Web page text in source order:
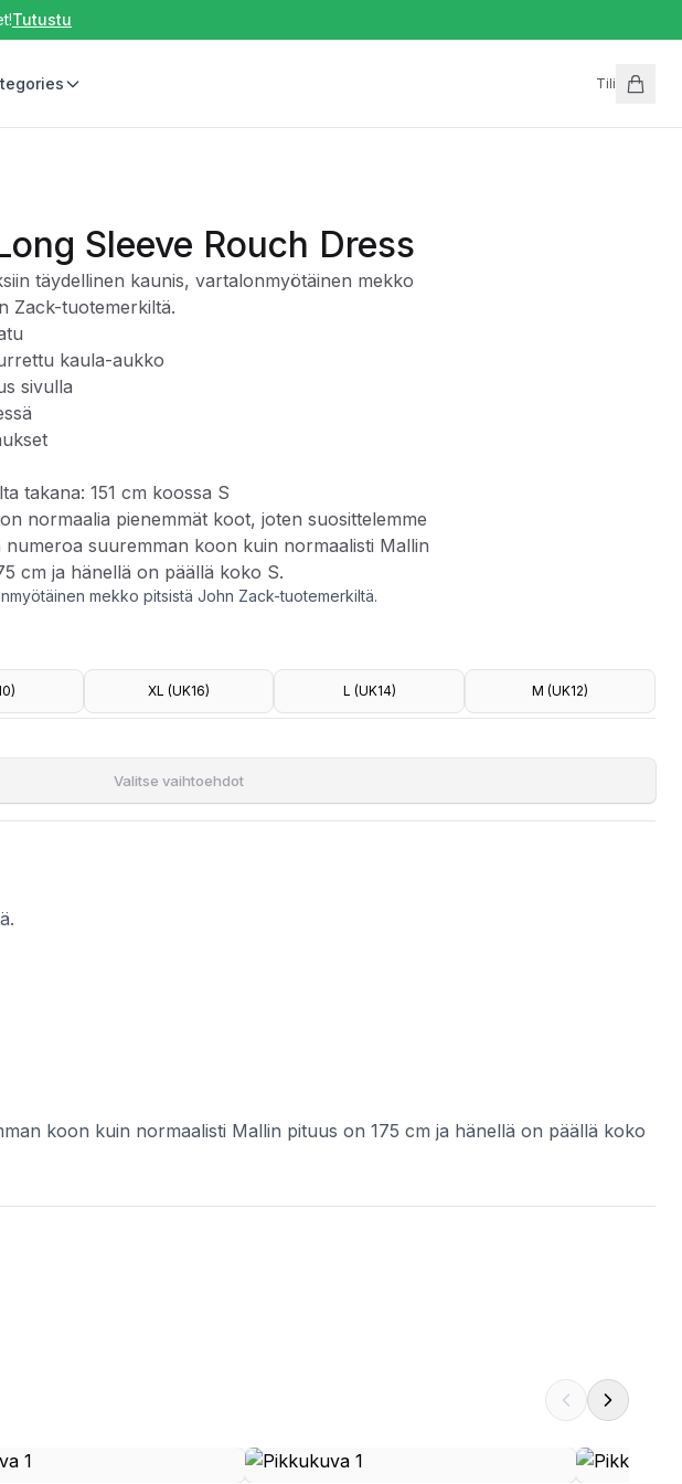
Tutustu
Tili
Sleeve Rouch Dress
täydellinen kaunis, vartalonmyötäinen mekko
Zack-tuotemerkiltä.
kaula-aukko
sivulla
takana: 151 cm koossa S
normaalia pienemmät koot, joten suosittelemme
numeroa suuremman koon kuin normaalisti Mallin
cm ja hänellä on päällä koko S.
mekko pitsistä John Zack-tuotemerkiltä.
joten suosittelemme valitsemaan numeroa suuremman koon kuin normaalisti Mallin pituus
XL (UK16) L (UK14) M (UK12)
Valitse vaihtoehdot
koon kuin normaalisti Mallin pituus on 175 cm ja hänellä on päällä koko